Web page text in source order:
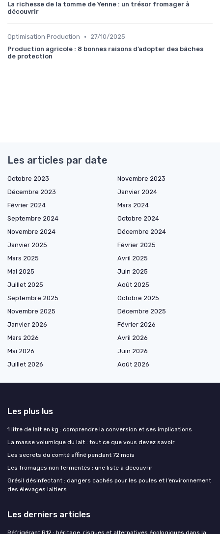
La richesse de la tomme de Yenne : un trésor fromager à
découvrir
Optimisation Production •
27/10/2025
Production agricole : 8 bonnes raisons d’adopter des bâches
de protection
Les articles par date
Octobre 2023
Novembre 2023
Décembre 2023
Janvier 2024
Février 2024
Mars 2024
Septembre 2024
Octobre 2024
Novembre 2024
Décembre 2024
Janvier 2025
Février 2025
Mars 2025
Avril 2025
Mai 2025
Juin 2025
Juillet 2025
Août 2025
Septembre 2025
Octobre 2025
Novembre 2025
Décembre 2025
Janvier 2026
Février 2026
Mars 2026
Avril 2026
Mai 2026
Juin 2026
Juillet 2026
Août 2026
Les plus lus
1 litre de lait en kg : comprendre la conversion et ses implications
La masse volumique du lait : tout ce que vous devez savoir
Les secrets du comté affiné pendant 72 mois
Les fromages non fermentés : une liste à découvrir
Grésil désinfectant : dangers cachés pour les poules et l’environnement
des élevages laitiers
Les derniers articles
Réfrigérant R12 : héritage, risques et alternatives écologiques dans la